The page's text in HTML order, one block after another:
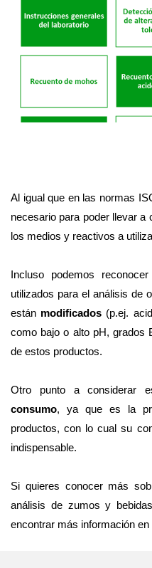
Al igual que en las normas
necesario para poder llevar a
los medios y reactivos a
Incluso podemos
utilizados para el análisis de
están modificados (p.ej.
como bajo o alto pH, grados
de estos productos.
Otro punto a considerar
consumo, ya que es la
productos, con lo cual su
indispensable.
Si quieres conocer más
análisis de zumos y
encontrar más información en